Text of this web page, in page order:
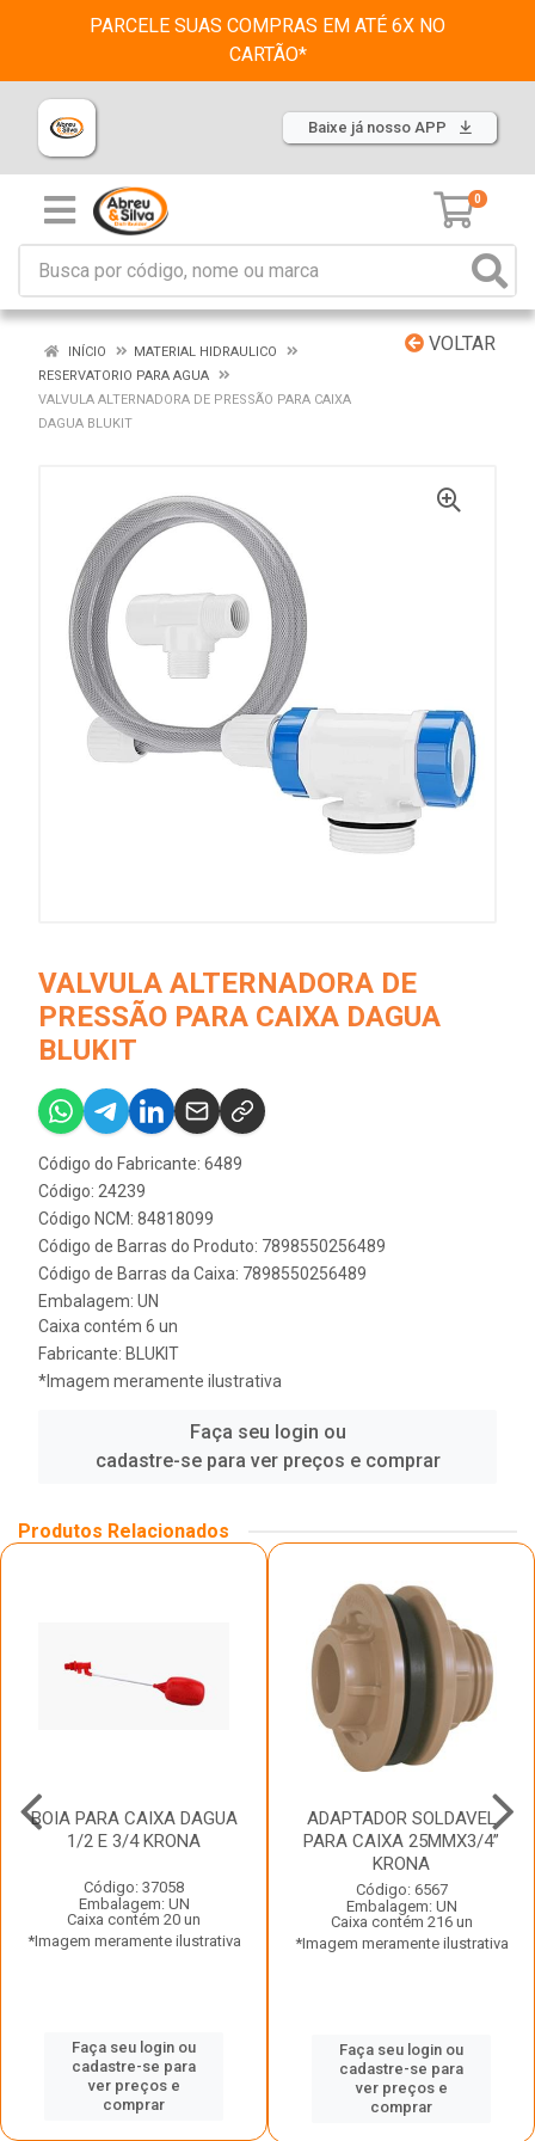
PARCELE SUAS COMPRAS EM ATÉ 6X NO
CARTÃO*
Baixe já nosso APP
0
VOLTAR
INÍCIO
MATERIAL HIDRAULICO
RESERVATORIO PARA AGUA
VALVULA ALTERNADORA DE PRESSÃO PARA CAIXA
DAGUA BLUKIT
VALVULA ALTERNADORA DE
PRESSÃO PARA CAIXA DAGUA
BLUKIT
Código do Fabricante: 6489
Código: 24239
Código NCM: 84818099
Código de Barras do Produto: 7898550256489
Código de Barras da Caixa: 7898550256489
Embalagem: UN
Caixa contém 6 un
Fabricante: BLUKIT
*Imagem meramente ilustrativa
Faça seu login ou
cadastre-se para ver preços e comprar
Produtos Relacionados
BOIA PARA CAIXA DAGUA
1/2 E 3/4 KRONA
Código: 37058
Embalagem: UN
Caixa contém 20 un
*Imagem meramente ilustrativa
Faça seu login ou
cadastre-se para
ver preços e
comprar
ADAPTADOR SOLDAVEL
PARA CAIXA 25MMX3/4”
KRONA
Código: 6567
Embalagem: UN
Caixa contém 216 un
*Imagem meramente ilustrativa
Faça seu login ou
cadastre-se para
ver preços e
comprar